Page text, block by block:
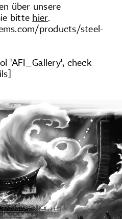
über unsere
bitte hier.
products/steel-
'AFI_Gallery', check